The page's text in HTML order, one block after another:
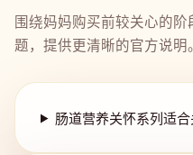
围绕妈妈购买前较关心的
题，提供更清晰的官方说明。
肠道营养关怀系列适